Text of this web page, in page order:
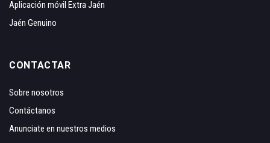
Aplicación móvil Extra Jaén
Jaén Genuino
CONTACTAR
Sobre nosotros
Contáctanos
Anunciate en nuestros medios